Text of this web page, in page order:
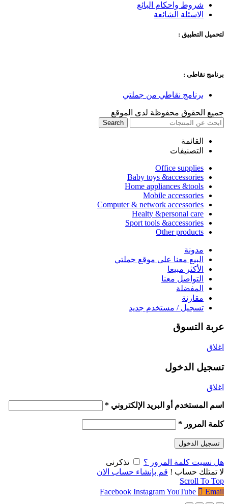
شروط واحكام البائع
الاسئلة الشائعة
لتحميل التطبيق :
برنامج نقاطى :
برنامج نقاطي من جملتي
جميع الحقوق محفوظة لدى الموقع
Search
القائمة
التصنيفات
Office supplies
Baby toys &accessories
Home appliances &tools
Mobile accessories
Computer & network accessories
Healty &personal care
Sport tools &accessories
Other products
مدونة
البيع معنا على موقع جملتي
الأكثر مبيعا
التواصل معنا
المفضلة
مقارنة
تسجيل / مستخدم جديد
عربة التسوق
اغلاق
تسجيل الدخول
اغلاق
اسم المستخدم أو البريد الإلكتروني *
كلمة المرور *
تسجيل الدخول
هل نسيت كلمة المرور ؟
تذكرنى
لا تمتلك حساب ! قم بإنشاء حساب الان
Scroll To Top
Facebook InstagramYouTube Email